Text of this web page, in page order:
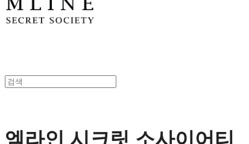
엠라인 시크릿 소사이어티